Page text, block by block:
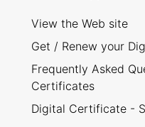
View the Web site
Get / Renew your
Frequently Asked
Certificates
Digital Certificate -